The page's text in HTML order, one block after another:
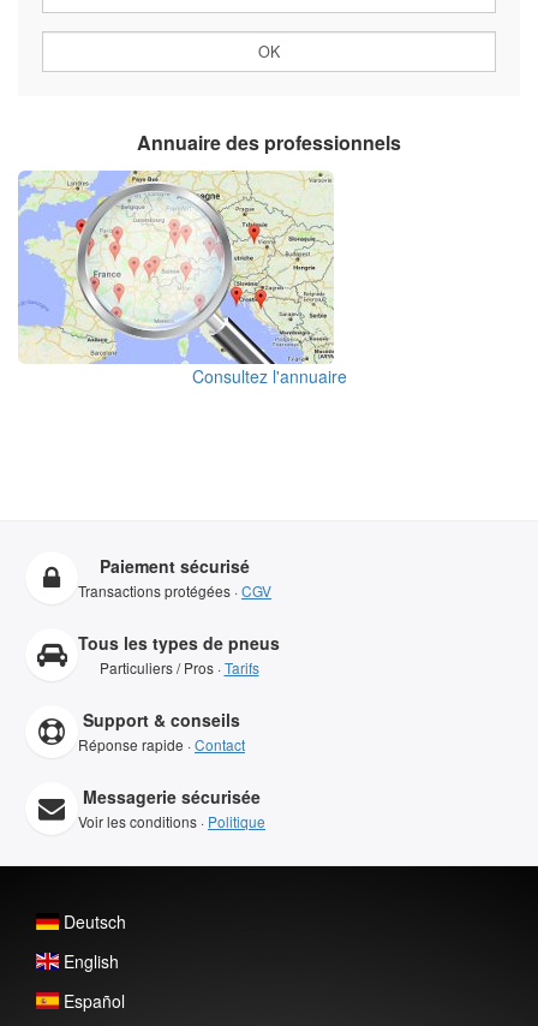
Annuaire des professionnels
Consultez l'annuaire
Paiement sécurisé
Transactions protégées ·CGV
Tous les types de pneus
Particuliers / Pros ·Tarifs
Support & conseils
Réponse rapide ·Contact
Messagerie sécurisée
Voir les conditions · Politique
Deutsch
English
Español